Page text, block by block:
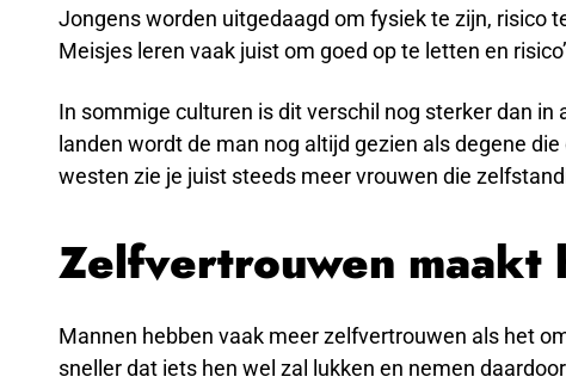
Jongens worden uitgedaagd om fysiek te zijn, risico
Meisjes leren vaak juist om goed op te letten en
In sommige culturen is dit verschil nog sterker dan in
landen wordt de man nog altijd gezien als degene
westen zie je juist steeds meer vrouwen die
Zelfvertrouwen maakt
Mannen hebben vaak meer zelfvertrouwen als het
sneller dat iets hen wel zal lukken en nemen